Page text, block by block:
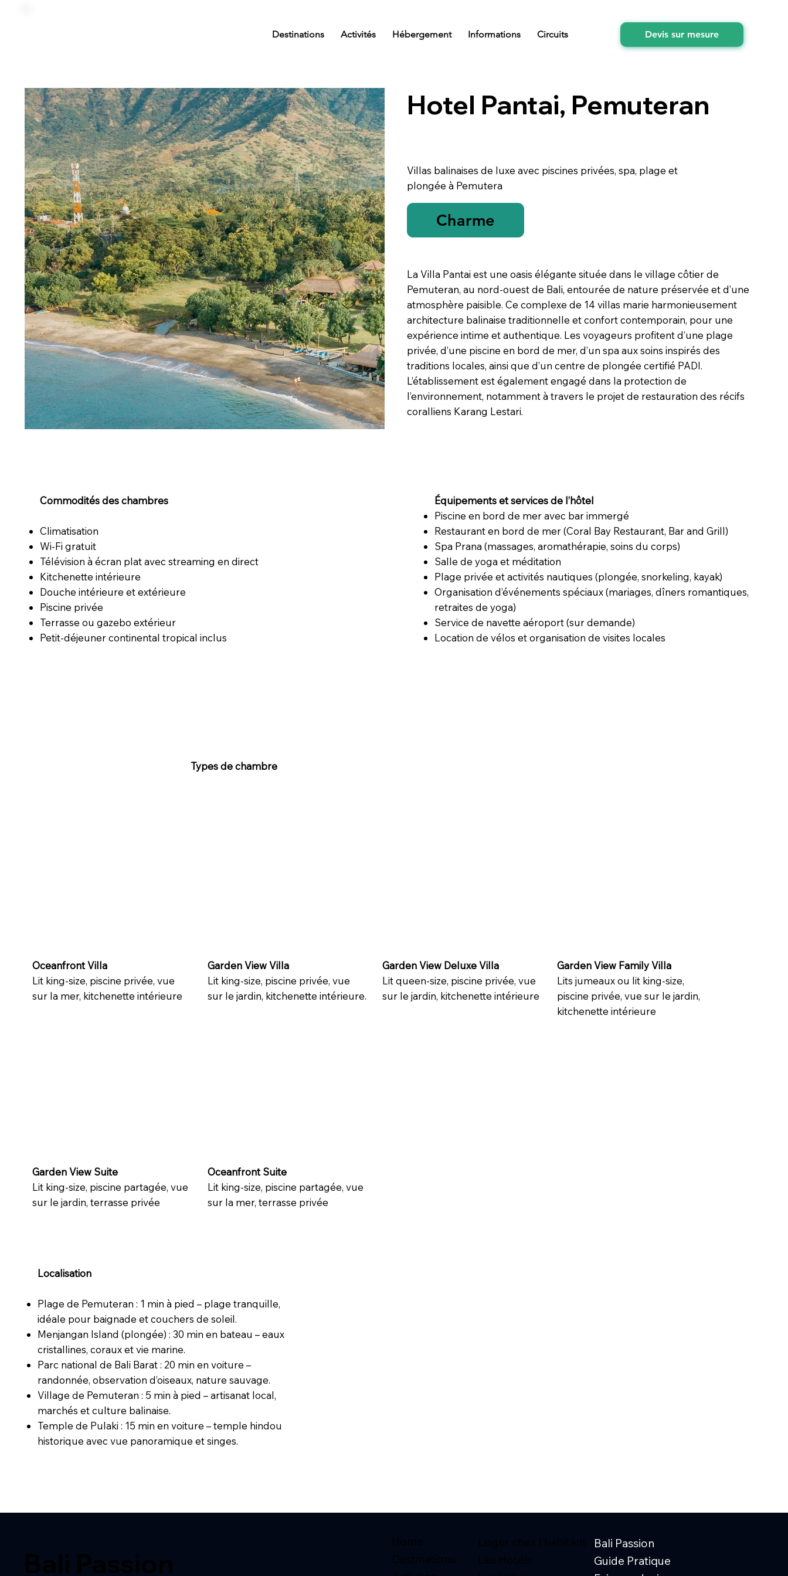
Destinations Activités Hébergement Informations Circuits Devis sur mesure
Hotel Pantai, Pemuteran
Villas balinaises de luxe avec piscines privées, spa, plage et
plongée à Pemutera
Charme
La Villa Pantai est une oasis élégante située dans le village côtier de
Pemuteran, au nord-ouest de Bali, entourée de nature préservée et d’une
atmosphère paisible. Ce complexe de 14 villas marie harmonieusement
architecture balinaise traditionnelle et confort contemporain, pour une
expérience intime et authentique. Les voyageurs profitent d’une plage
privée, d’une piscine en bord de mer, d’un spa aux soins inspirés des
traditions locales, ainsi que d’un centre de plongée certifié PADI.
L’établissement est également engagé dans la protection de
l’environnement, notamment à travers le projet de restauration des récifs
coralliens Karang Lestari.
Commodités des chambres
Climatisation
Wi-Fi gratuit
Télévision à écran plat avec streaming en direct
Kitchenette intérieure
Douche intérieure et extérieure
Piscine privée
Terrasse ou gazebo extérieur
Petit-déjeuner continental tropical inclus
Équipements et services de l’hôtel
Piscine en bord de mer avec bar immergé
Restaurant en bord de mer (Coral Bay Restaurant, Bar and Grill)
Spa Prana (massages, aromathérapie, soins du corps)
Salle de yoga et méditation
Plage privée et activités nautiques (plongée, snorkeling, kayak)
Organisation d’événements spéciaux (mariages, dîners romantiques,
retraites de yoga)
Service de navette aéroport (sur demande)
Location de vélos et organisation de visites locales
Types de chambre
Oceanfront Villa
Lit king-size, piscine privée, vue
sur la mer, kitchenette intérieure
Garden View Villa
Lit king-size, piscine privée, vue
sur le jardin, kitchenette intérieure.
Garden View Deluxe Villa
Lit queen-size, piscine privée, vue
sur le jardin, kitchenette intérieure
Garden View Family Villa
Lits jumeaux ou lit king-size,
piscine privée, vue sur le jardin,
kitchenette intérieure
Garden View Suite
Lit king-size, piscine partagée, vue
sur le jardin, terrasse privée
Oceanfront Suite
Lit king-size, piscine partagée, vue
sur la mer, terrasse privée
Localisation
Plage de Pemuteran : 1 min à pied – plage tranquille,
idéale pour baignade et couchers de soleil.
Menjangan Island (plongée) : 30 min en bateau – eaux
cristallines, coraux et vie marine.
Parc national de Bali Barat : 20 min en voiture –
randonnée, observation d’oiseaux, nature sauvage.
Village de Pemuteran : 5 min à pied – artisanat local,
marchés et culture balinaise.
Temple de Pulaki : 15 min en voiture – temple hindou
historique avec vue panoramique et singes.
Bali Passion
Guide Pratique